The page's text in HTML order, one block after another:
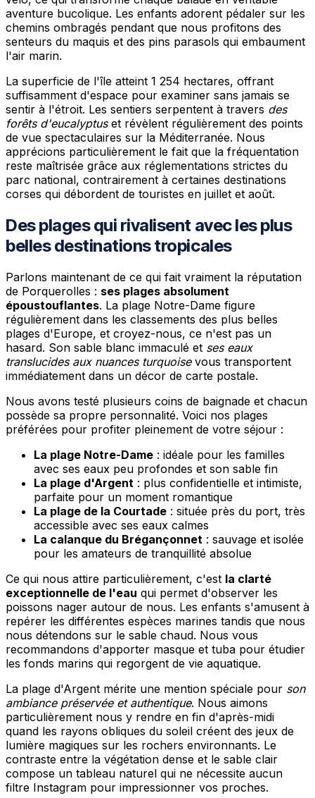
aventure bucolique. Les enfants adorent pédaler sur les
chemins ombragés pendant que nous profitons des
senteurs du maquis et des pins parasols qui embaument
l'air marin.
La superficie de l'île atteint 1 254 hectares, offrant
suffisamment d'espace pour examiner sans jamais se
sentir à l'étroit. Les sentiers serpentent à travers des
forêts d'eucalyptuset révèlent régulièrement des points
de vue spectaculaires sur la Méditerranée. Nous
apprécions particulièrement le fait que la fréquentation
reste maîtrisée grâce aux réglementations strictes du
parc national, contrairement à certaines destinations
corses qui débordent de touristes en juillet et août.
Des plages qui rivalisent avec les plus
belles destinations tropicales
Parlons maintenant de ce qui fait vraiment la réputation
de Porquerolles : ses plages absolument
époustouflantes. La plage Notre-Dame figure
régulièrement dans les classements des plus belles
plages d'Europe, et croyez-nous, ce n'est pas un
hasard. Son sable blanc immaculé et ses eaux
translucides aux nuances turquoisevous transportent
immédiatement dans un décor de carte postale.
Nous avons testé plusieurs coins de baignade et chacun
possède sa propre personnalité. Voici nos plages
préférées pour profiter pleinement de votre séjour :
La plage Notre-Dame : idéale pour les familles
avec ses eaux peu profondes et son sable fin
La plage d'Argent : plus confidentielle et intimiste,
parfaite pour un moment romantique
La plage de la Courtade : située près du port, très
accessible avec ses eaux calmes
La calanque du Brégançonnet : sauvage et isolée
pour les amateurs de tranquillité absolue
Ce qui nous attire particulièrement, c'est la clarté
exceptionnelle de l'eau qui permet d'observer les
poissons nager autour de nous. Les enfants s'amusent à
repérer les différentes espèces marines tandis que nous
nous détendons sur le sable chaud. Nous vous
recommandons d'apporter masque et tuba pour étudier
les fonds marins qui regorgent de vie aquatique.
La plage d'Argent mérite une mention spéciale pour son
ambiance préservée et authentique. Nous aimons
particulièrement nous y rendre en fin d'après-midi
quand les rayons obliques du soleil créent des jeux de
lumière magiques sur les rochers environnants. Le
contraste entre la végétation dense et le sable clair
compose un tableau naturel qui ne nécessite aucun
filtre Instagram pour impressionner vos proches.